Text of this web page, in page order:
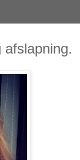
afslapning.